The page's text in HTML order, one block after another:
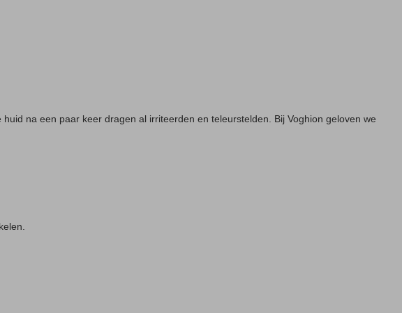
na een paar keer dragen al irriteerden en teleurstelden. Bij Voghion geloven we